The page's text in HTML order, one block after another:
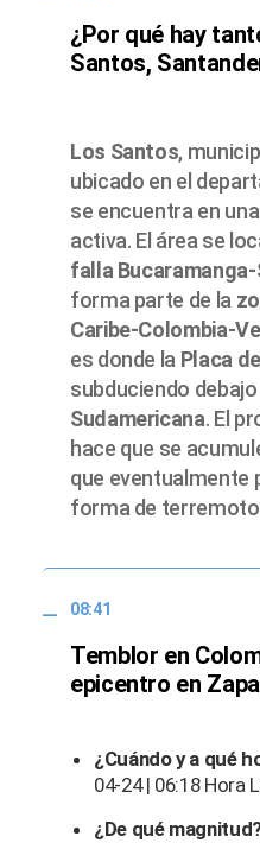
¿Por qué hay
Santos,
Los Santos,
ubicado en el
se encuentra en
activa. El área se
falla
forma parte de la
Caribe-Colombia-
es donde la Placa
subduciendo debajo
Sudamericana. El
hace que se
que eventualmente
forma de
08:41
Temblor en
epicentro en
¿Cuándo y a qué
04-24 | 06:18 Hora
¿De qué